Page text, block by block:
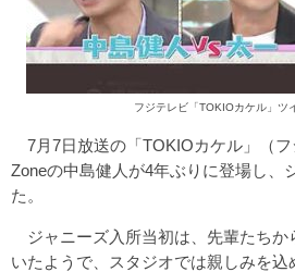
フジテレビ「TOKIOカケル」ツ
7月7日放送の「TOKIOカケル」（
Zoneの中島健人が4年ぶりに登場し、
た。
ジャニーズ入所当初は、先輩たちか
いたようで、スタジオでは親しみを